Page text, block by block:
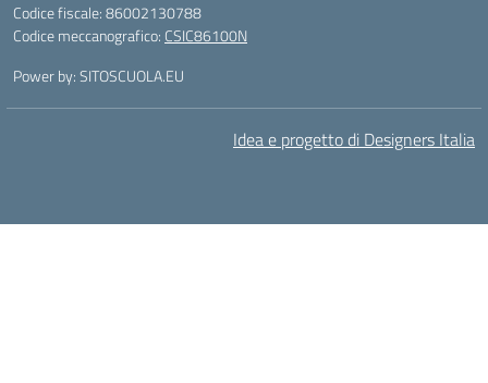
Codice fiscale: 86002130788
Codice meccanografico: CSIC86100N
Power by: SITOSCUOLA.EU
Idea e progetto di Designers Italia